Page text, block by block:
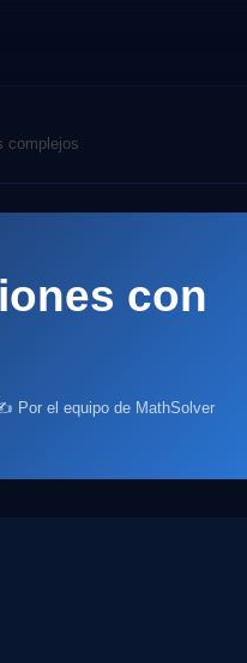
complejos
con
Por el equipo de MathSolver